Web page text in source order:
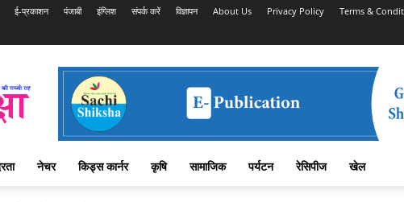
ई-प्रकाशन पंजाबी इंग्लिश संपर्क करें विज्ञापन About Us Privacy Policy Terms &
नेचर किड्स कार्नर कृषि सामाजिक पर्यटन रेसिपीज खेल